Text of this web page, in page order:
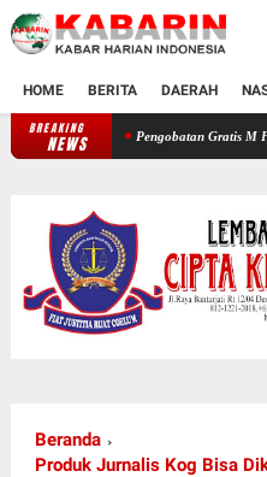
HOME BERITA DAERAH
BREAKING
NEWS
Pengobatan Gratis M Fadhlan
Beranda
Produk Jurnalis Kog Bisa